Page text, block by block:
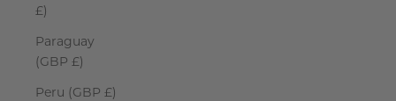
£)
Paraguay
(GBP £)
Peru (GBP £)